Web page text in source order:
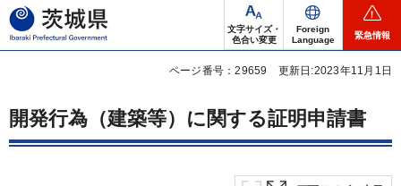
茨城県
文字サイズ・
色合い変更
Foreign
Language
緊急情報
ページ番号：29659 更新日:2023年11月1日
開発行為（建築等）に関する証明申請書